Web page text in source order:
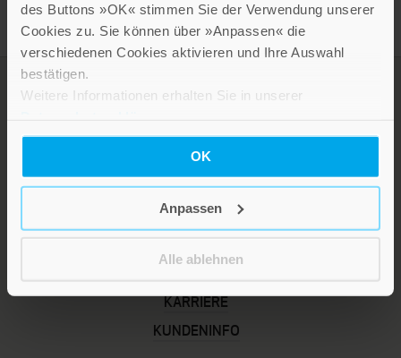
des Buttons »OK« stimmen Sie der Verwendung unserer
Cookies zu. Sie können über »Anpassen« die
verschiedenen Cookies aktivieren und Ihre Auswahl
bestätigen.
Weitere Informationen erhalten Sie in unserer
OK
Anpassen
Alle ablehnen
KARRIERE
KUNDENINFO